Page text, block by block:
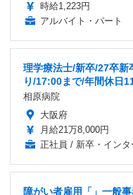
時給1,223円
アルバイト・パート
理学療法士/新卒/27卒
り/17:00まで/年間休日
相原病院
大阪府
月給21万8,000円
正社員 / 新卒・インタ
障がい者雇用「」一般